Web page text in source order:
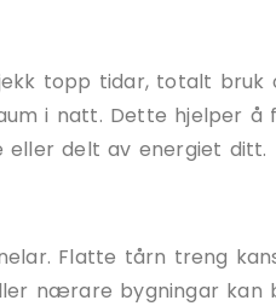
topp tidar, totalt bruk
i natt. Dette hjelper
eller delt av energiet ditt.
Flatte tårn treng
nærare bygningar kan